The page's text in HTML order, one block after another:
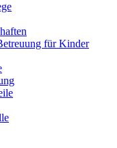
für Kinder